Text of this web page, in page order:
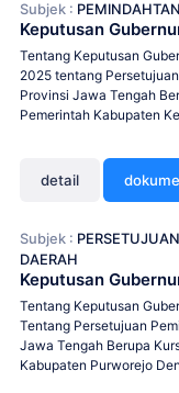
Subjek :
Keputusan
Tentang Keputusan
2025 tentang
Provinsi Jawa Tengah
Pemerintah Kabupaten
detail
Subjek :
DAERAH
Keputusan
Tentang Keputusan
Tentang Persetujuan
Jawa Tengah Berupa
Kabupaten Purworejo